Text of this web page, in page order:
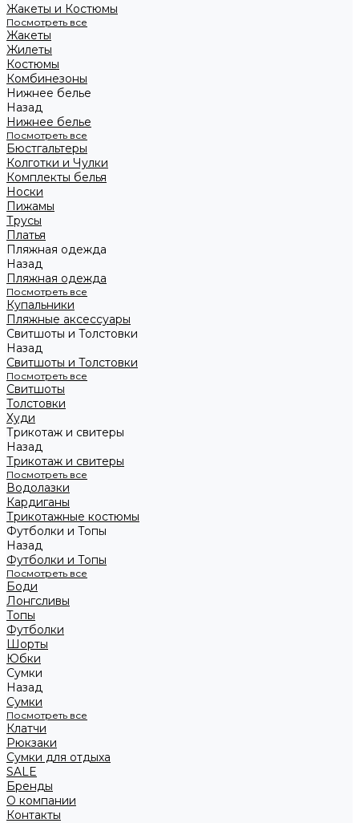
Жакеты и Костюмы
Посмотреть все
Жакеты
Жилеты
Костюмы
Комбинезоны
Нижнее белье
Назад
Нижнее белье
Посмотреть все
Бюстгальтеры
Колготки и Чулки
Комплекты белья
Носки
Пижамы
Трусы
Платья
Пляжная одежда
Назад
Пляжная одежда
Посмотреть все
Купальники
Пляжные аксессуары
Свитшоты и Толстовки
Назад
Свитшоты и Толстовки
Посмотреть все
Свитшоты
Толстовки
Худи
Трикотаж и свитеры
Назад
Трикотаж и свитеры
Посмотреть все
Водолазки
Кардиганы
Трикотажные костюмы
Футболки и Топы
Назад
Футболки и Топы
Посмотреть все
Боди
Лонгсливы
Топы
Футболки
Шорты
Юбки
Сумки
Назад
Сумки
Посмотреть все
Клатчи
Рюкзаки
Сумки для отдыха
SALE
Бренды
О компании
Контакты